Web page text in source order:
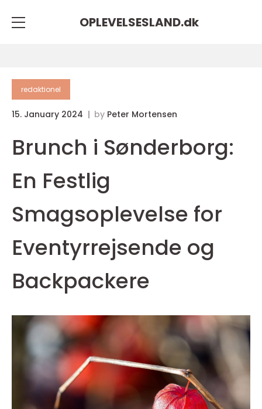
OPLEVELSESLAND.dk
redaktionel
15. January 2024 by Peter Mortensen
Brunch i Sønderborg:
En Festlig
Smagsoplevelse for
Eventyrrejsende og
Backpackere